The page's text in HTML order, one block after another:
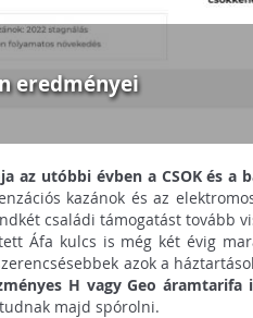
eredményei
az utóbbi évben a CSOK és a
kazánok és az
családi támogatást tovább
Áfa kulcs is még két évig
azok a
H vagy Geo áramtarifa
majd spórolni.